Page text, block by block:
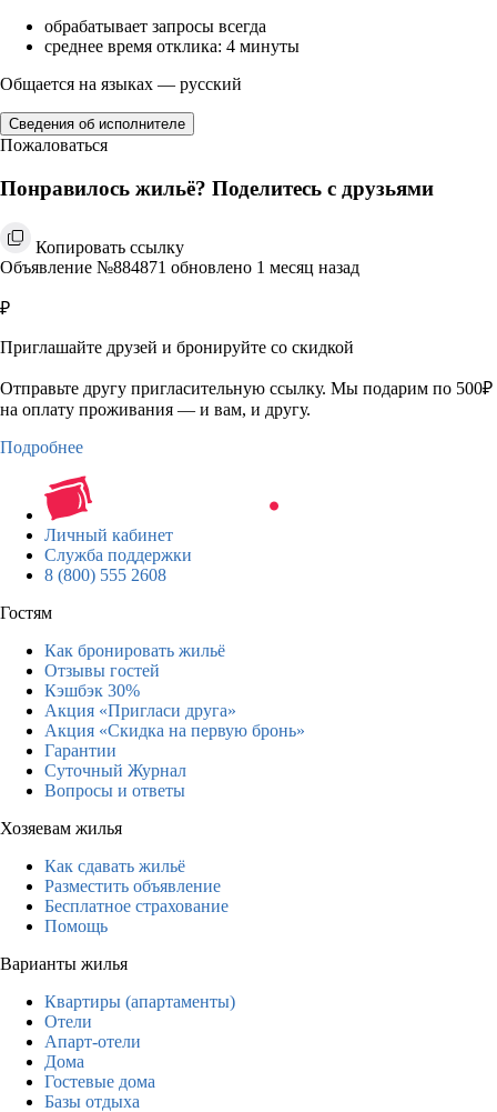
обрабатывает запросы всегда
среднее время отклика: 4 минуты
Общается на языках — русский
Сведения об исполнителе
Пожаловаться
Понравилось жильё? Поделитесь с друзьями
Копировать ссылку
Объявление №884871 обновлено 1 месяц назад
₽
Приглашайте друзей и бронируйте со скидкой
Отправьте другу пригласительную ссылку. Мы подарим по 500₽
на оплату проживания — и вам, и другу.
Подробнее
Личный кабинет
Служба поддержки
8 (800) 555 2608
Гостям
Как бронировать жильё
Отзывы гостей
Кэшбэк 30%
Акция «Пригласи друга»
Акция «Скидка на первую бронь»
Гарантии
Суточный Журнал
Вопросы и ответы
Хозяевам жилья
Как сдавать жильё
Разместить объявление
Бесплатное страхование
Помощь
Варианты жилья
Квартиры (апартаменты)
Отели
Апарт-отели
Дома
Гостевые дома
Базы отдыха